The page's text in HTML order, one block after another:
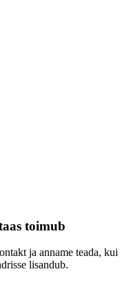
toimub
ja anname teada, kui
lisandub.